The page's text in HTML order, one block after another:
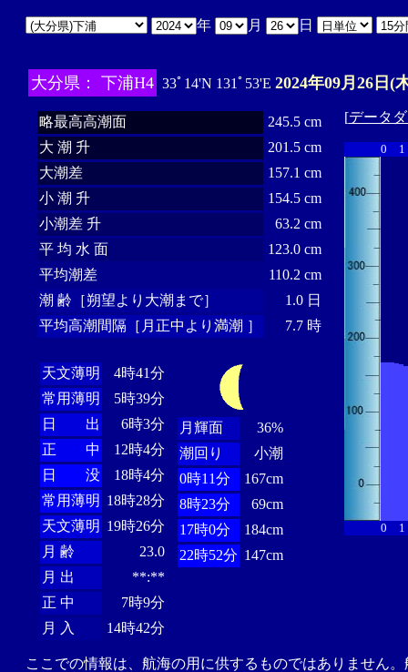
年 月 日
大分県： 下浦H4 33ﾟ14'N 131ﾟ53'E 2024年09月26日(
略最高高潮面
245.5 cm
大 潮 升
201.5 cm
大潮差
157.1 cm
小 潮 升
154.5 cm
小潮差 升
63.2 cm
平 均 水 面
123.0 cm
平均潮差
110.2 cm
潮 齢［朔望より大潮まで］
1.0 日
平均高潮間隔［月正中より満潮 ］
7.7 時
天文薄明
4時41分
常用薄明
5時39分
日 出
6時3分
正 中
12時4分
日 没
18時4分
常用薄明 18時28分
天文薄明 19時26分
月 齢
23.0
月 出
**:**
正 中
7時9分
月 入
14時42分
月輝面
36%
潮回り
小潮
0時11分
167cm
8時23分
69cm
17時0分
184cm
22時52分 147cm
[データ
0 1
0 1
ここでの情報は、航海の用に供するものではありません